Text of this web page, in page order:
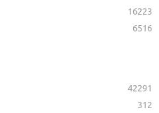
16223
6516
42291
312